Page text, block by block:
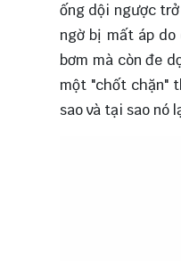
ống dội ngược
ngờ bị mất áp
bơm mà còn đe
một "chốt chặn"
sao và tại sao nó